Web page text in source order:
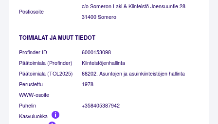
Postiosoite
c/o Someron Laki & Kiinteistö Joensuuntie 28
31400 Somero
TOIMIALAT JA MUUT TIEDOT
Profinder ID
6000153098
Päätoimiala (Profinder)
Kiinteistöjenhallinta
Päätoimiala (TOL2025)
68202. Asuntojen ja asuinkiinteistöjen hallinta
Perustettu
1978
WWW-osoite
Puhelin
+358405387942
Kasvuluokka